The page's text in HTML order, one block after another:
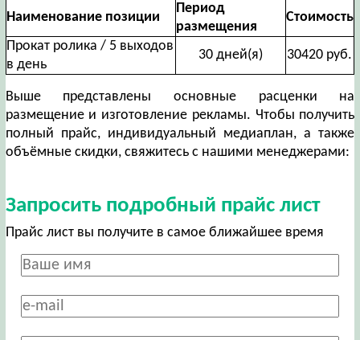
Наименование позиции
Период
размещения
Стоимость
Прокат ролика / 5 выходов
в день
30 дней(я) 30420 руб.
Выше представлены основные расценки на
размещение и изготовление рекламы. Чтобы получить
полный прайс, индивидуальный медиаплан, а также
объёмные скидки, свяжитесь с нашими менеджерами:
Запросить подробный прайс лист
Прайс лист вы получите в самое ближайшее время